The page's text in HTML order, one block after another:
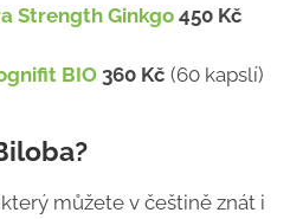
Strength Ginkgo 450 Kč
BIO 360 Kč (60 kapslí)
můžete v češtině znát i